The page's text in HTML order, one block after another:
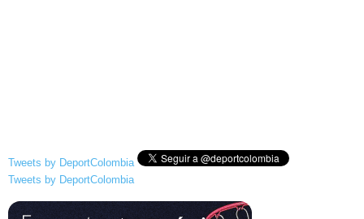
Tweets by DeportColombia
Tweets by DeportColombia